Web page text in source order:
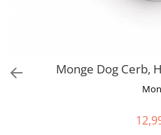
Hrana umedaMonge Dog Cerb,